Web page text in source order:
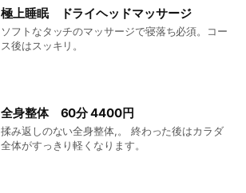
極上睡眠 ドライヘッドマッサージ
ソフトなタッチのマッサージで寝落ち必須。コー
ス後はスッキリ。
全身整体 60分 4400円
揉み返しのない全身整体,。 終わった後はカラダ
全体がすっきり軽くなります。